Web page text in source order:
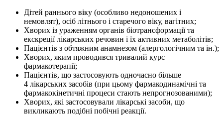
Дітей раннього віку (особливо недоношених і
немовлят), осіб літнього і старечого віку, вагітних;
Хворих із ураженням органів біотрансформації та
екскреції лікарських речовин і їх активних метаболітів;
Пацієнтів з обтяжним анамнезом (алергологічним та ін.);
Хворих, яким проводився тривалий курс
фармакотерапії;
Пацієнтів, що застосовують одночасно більше
4 лікарських засобів (при цьому фармакодинамічні та
фармакокінетичні процеси стають непрогнозованими);
Хворих, які застосовували лікарські засоби, що
викликають подібні побічні реакції.